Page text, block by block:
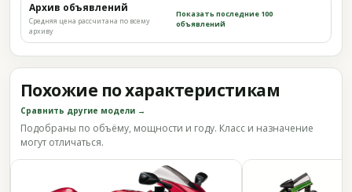
Архив объявлений
Средняя цена рассчитана по всему
архиву
Показать последние 100
объявлений
Похожие по характеристикам
Сравнить другие модели →
Подобраны по объёму, мощности и году. Класс и назначение
могут отличаться.